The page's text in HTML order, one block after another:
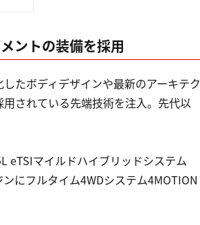
ントの装備を採用
たボディデザインや最新のアーキテク
されている先端技術を注入。先代以
eTSIマイルドハイブリッドシステム
にフルタイム4WDシステム4MOTION